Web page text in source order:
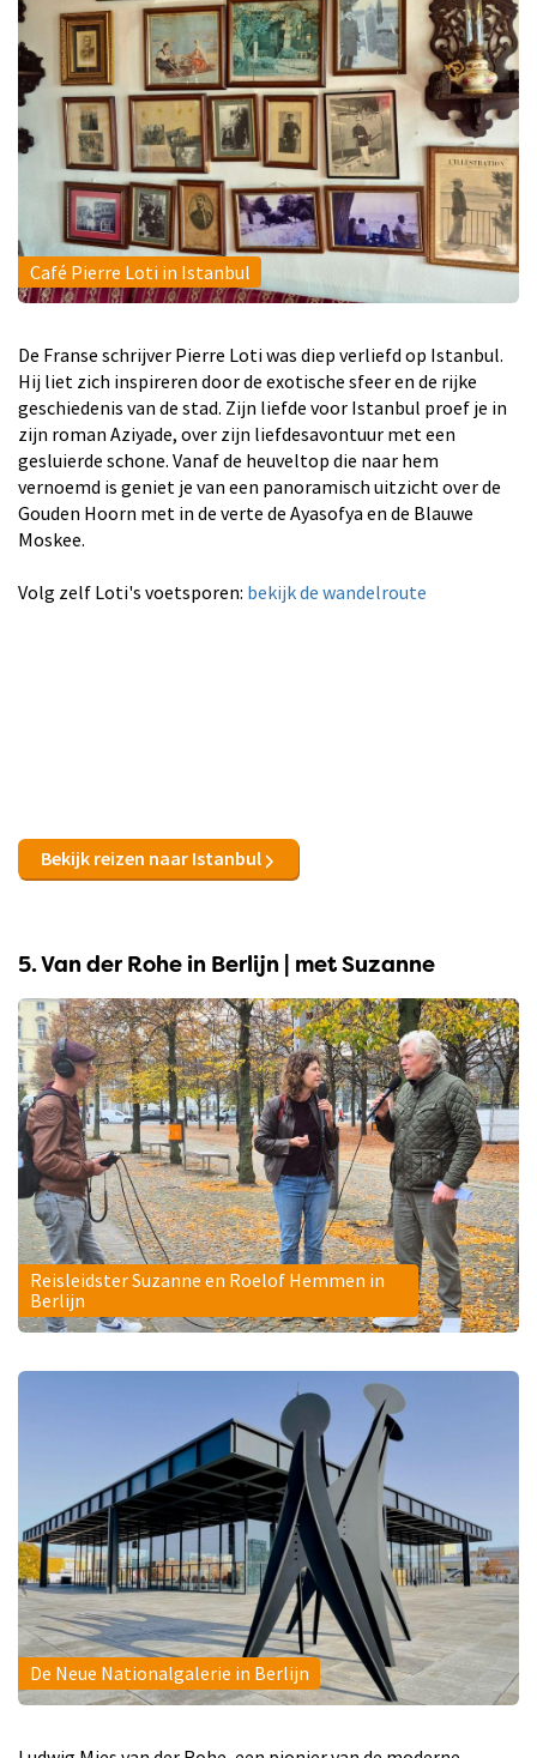
Café Pierre Loti in Istanbul
De Franse schrijver Pierre Loti was diep verliefd op Istanbul.
Hij liet zich inspireren door de exotische sfeer en de rijke
geschiedenis van de stad. Zijn liefde voor Istanbul proef je in
zijn roman Aziyade, over zijn liefdesavontuur met een
gesluierde schone. Vanaf de heuveltop die naar hem
vernoemd is geniet je van een panoramisch uitzicht over de
Gouden Hoorn met in de verte de Ayasofya en de Blauwe
Moskee.
Volg zelf Loti's voetsporen: bekijk de wandelroute
Bekijk reizen naar Istanbul
5. Van der Rohe in Berlijn | met Suzanne
Reisleidster Suzanne en Roelof Hemmen in
Berlijn
De Neue Nationalgalerie in Berlijn